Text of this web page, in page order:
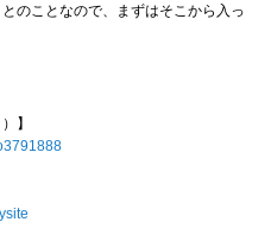
のことなので、まずはそこから入っ
】